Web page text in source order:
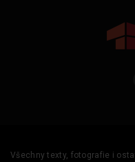
Všechny texty, fotografie i